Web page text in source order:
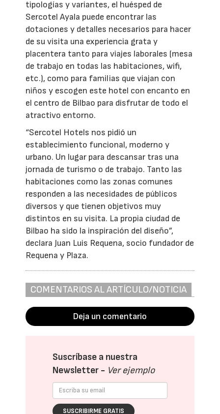
tipologías y variantes, el huésped de
Sercotel Ayala puede encontrar las
dotaciones y detalles necesarios para hacer
de su visita una experiencia grata y
placentera tanto para viajes laborales (mesa
de trabajo en todas las habitaciones, wifi,
etc.), como para familias que viajan con
niños y escogen este hotel con encanto en
el centro de Bilbao para disfrutar de todo el
atractivo entorno.
“Sercotel Hotels nos pidió un
establecimiento funcional, moderno y
urbano. Un lugar para descansar tras una
jornada de turismo o de trabajo. Tanto las
habitaciones como las zonas comunes
responden a las necesidades de públicos
diversos y que tienen objetivos muy
distintos en su visita. La propia ciudad de
Bilbao ha sido la inspiración del diseño”,
declara Juan Luis Requena, socio fundador de
Requena y Plaza.
COMENTARIOS AL ARTÍCULO/NOTICIA
Deja un comentario
Suscríbase a nuestra
Newsletter - Ver ejemplo
SUSCRIBIRME GRATIS